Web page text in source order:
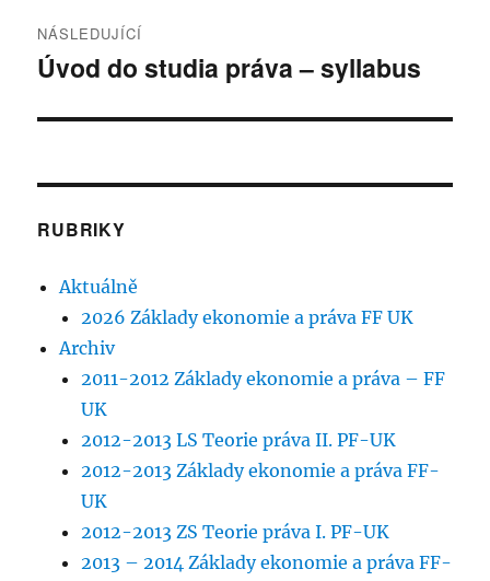
NÁSLEDUJÍCÍ
Následující
Úvod do studia práva – syllabus
RUBRIKY
Aktuálně
2026 Základy ekonomie a práva FF UK
Archiv
2011-2012 Základy ekonomie a práva – FF
UK
2012-2013 LS Teorie práva II. PF-UK
2012-2013 Základy ekonomie a práva FF-
UK
2012-2013 ZS Teorie práva I. PF-UK
2013 – 2014 Základy ekonomie a práva FF-